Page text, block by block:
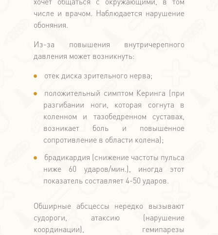
числе и врачом. Наблюдается нарушение
обоняния.
Из-за повышения внутричерепного
давления может возникнуть:
отек диска зрительного нерва;
положительный симптом Керинга (при
разгибании ноги, которая согнута в
коленном и тазобедренном суставах,
возникает боль и повышенное
сопротивление в области колена);
брадикардия (снижение частоты пульса
ниже 60 ударов/мин.), иногда этот
показатель составляет 4-50 ударов.
Обширные абсцессы нередко вызывают
судороги, атаксию (нарушение
координации), гемипарезы